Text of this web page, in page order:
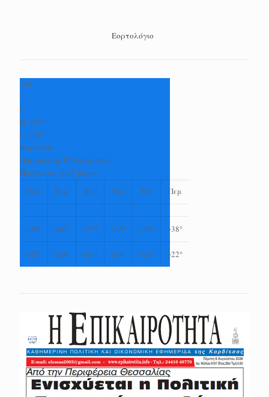
Εορτολόγιο
+34
°
C
H: +37°
L: +25°
Καρδίτσα
Παρασκευή, 07 Αύγουστος
Πρόγνωση για 7 μέρες
Σαβ
Κυρ Δευ Τρι Τετ Πεμ
+39° +40° +37° +38° +39° +38°
+25° +28° +25° +24° +23° +22°